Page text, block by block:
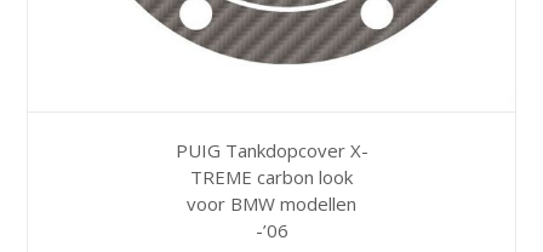
PUIG Tankdopcover X-
TREME carbon look
voor BMW modellen
-’06